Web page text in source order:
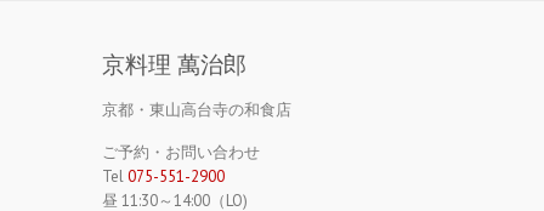
京料理 萬治郎
京都・東山高台寺の和食店
ご予約・お問い合わせ
Tel075-551-2900
昼 11:30～14:00（LO)